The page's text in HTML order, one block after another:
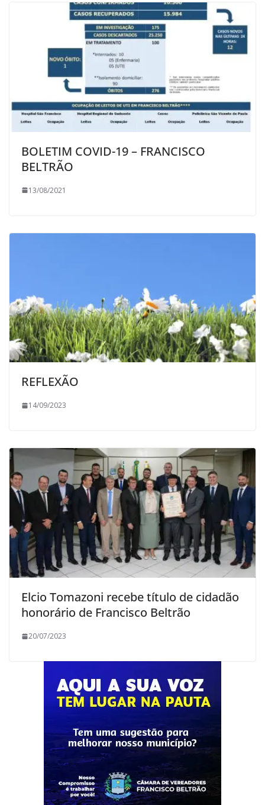
BOLETIM COVID-19 – FRANCISCO
BELTRÃO
13/08/2021
REFLEXÃO
14/09/2023
Elcio Tomazoni recebe título de cidadão
honorário de Francisco Beltrão
20/07/2023